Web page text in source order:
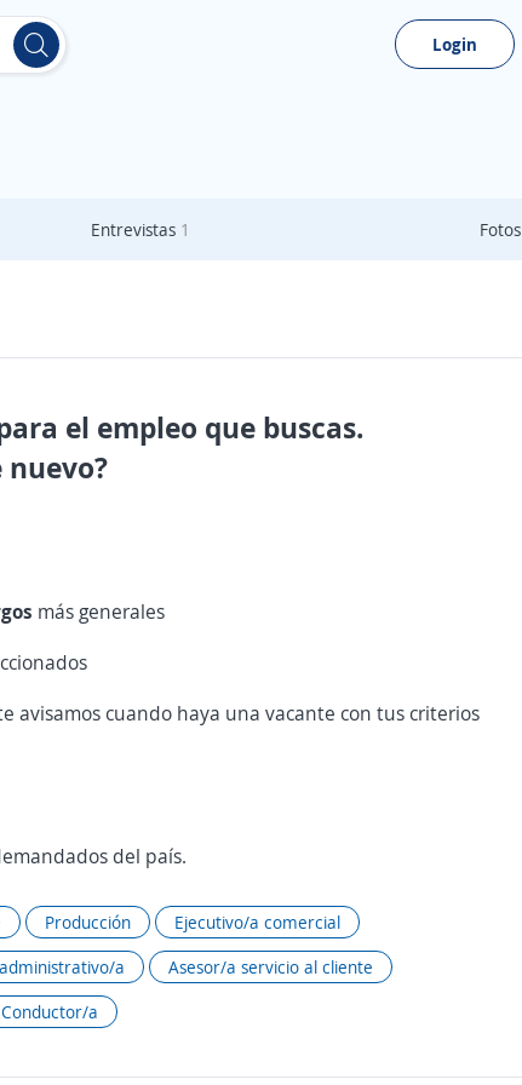
Login
Entrevistas 1 Fotos
el empleo que buscas.
nuevo?
más generales
avisamos cuando haya una vacante con tus criterios
del país.
Producción
Ejecutivo/a comercial
a
Asesor/a servicio al cliente
Conductor/a